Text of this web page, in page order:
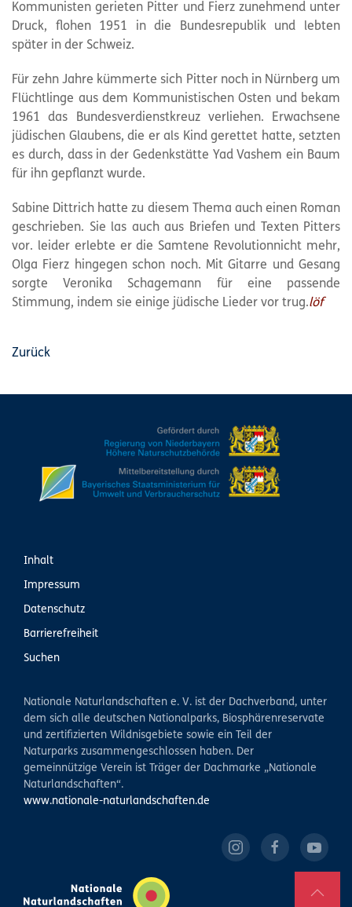
Kommunisten gerieten Pitter und Fierz zunehmend unter
Druck, flohen 1951 in die Bundesrepublik und lebten
später in der Schweiz.
Für zehn Jahre kümmerte sich Pitter noch in Nürnberg um
Flüchtlinge aus dem Kommunistischen Osten und bekam
1961 das Bundesverdienstkreuz verliehen. Erwachsene
jüdischen Glaubens, die er als Kind gerettet hatte, setzten
es durch, dass in der Gedenkstätte Yad Vashem ein Baum
für ihn gepflanzt wurde.
Sabine Dittrich hatte zu diesem Thema auch einen Roman
geschrieben. Sie las auch aus Briefen und Texten Pitters
vor. leider erlebte er die Samtene Revolutionnicht mehr,
Olga Fierz hingegen schon noch. Mit Gitarre und Gesang
sorgte Veronika Schagemann für eine passende
Stimmung, indem sie einige jüdische Lieder vor trug.löf
Zurück
Inhalt
Impressum
Datenschutz
Barrierefreiheit
Suchen
Nationale Naturlandschaften e. V. ist der Dachverband, unter
dem sich alle deutschen Nationalparks, Biosphärenreservate
und zertifizierten Wildnisgebiete sowie ein Teil der
Naturparks zusammengeschlossen haben. Der
gemeinnützige Verein ist Träger der Dachmarke „Nationale
Naturlandschaften“.
www.nationale-naturlandschaften.de